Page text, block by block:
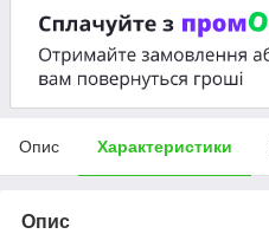
Опис Характеристики
Опис